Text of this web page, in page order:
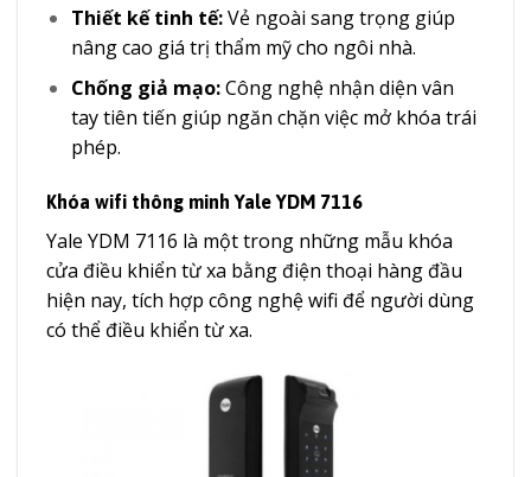
Thiết kế tinh tế:Vẻ ngoài sang trọng giúp
nâng cao giá trị thẩm mỹ cho ngôi nhà.
Chống giả mạo:Công nghệ nhận diện vân
tay tiên tiến giúp ngăn chặn việc mở khóa trái
phép.
Khóa wifi thông minh Yale YDM 7116
Yale YDM 7116 là một trong những mẫu khóa
cửa điều khiển từ xa bằng điện thoại​ hàng đầu
hiện nay, tích hợp công nghệ wifi để người dùng
có thể điều khiển từ xa.